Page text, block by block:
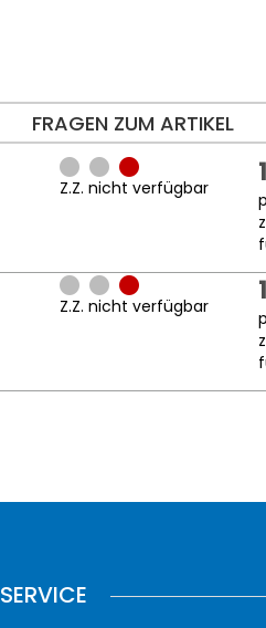
FRAGEN ZUM ARTIKEL
Z.Z. nicht verfügbar
Z.Z. nicht verfügbar
SERVICE